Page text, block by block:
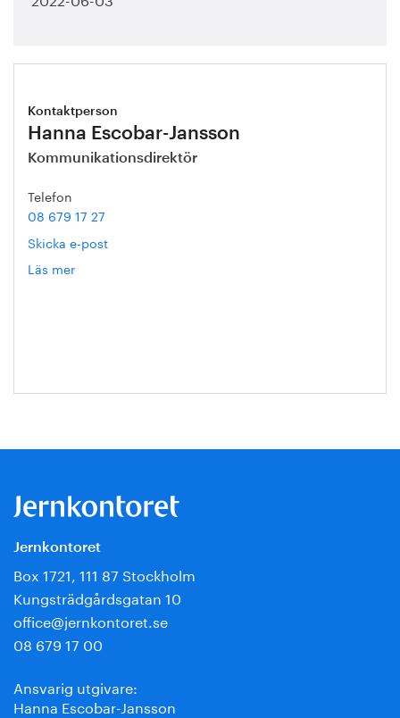
Kontaktperson
Hanna Escobar-Jansson
Kommunikationsdirektör
Telefon
08 679 17 27
Skicka e-post
Läs mer
Jernkontoret
Box 1721, 111 87 Stockholm
Kungsträdgårdsgatan 10
office@jernkontoret.se
08 679 17 00
Ansvarig utgivare:
Hanna Escobar-Jansson